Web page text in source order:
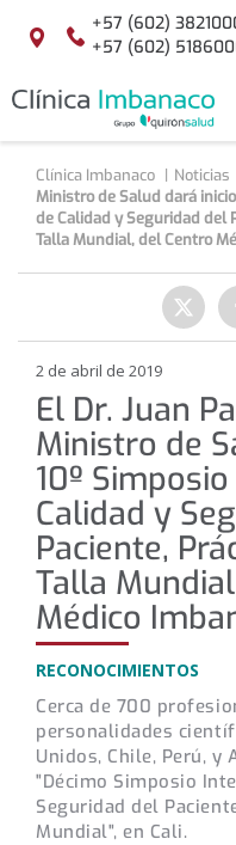
Saltar al contenido
Localización
+57 (602)
+57 (602)
Clínica Imbanaco Noticias
Ministro de Salud dará
de Calidad y Seguridad del
Talla Mundial, del Centro
2 de abril de 2019
El Dr. Juan
Ministro de
10º
Calidad y
Paciente,
Talla
Médico
RECONOCIMIENTOS
Cerca de 700
personalidades
Unidos, Chile, Perú, y
"Décimo Simposio
Seguridad del
Mundial", en Cali.
a